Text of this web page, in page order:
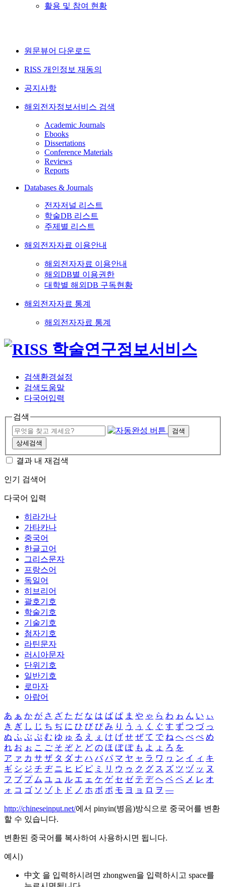
활용 및 참여 현황
원문뷰어 다운로드
RISS 개인정보 재동의
공지사항
해외전자정보서비스 검색
Academic Journals
Ebooks
Dissertations
Conference Materials
Reviews
Reports
Databases & Journals
전자저널 리스트
학술DB 리스트
주제별 리스트
해외전자자료 이용안내
해외전자자료 이용안내
해외DB별 이용권한
대학별 해외DB 구독현황
해외전자자료 통계
해외전자자료 통계
검색환경설정
검색도움말
다국어입력
검색
검색
상세검색
결과 내 재검색
인기 검색어
다국어 입력
히라가나
가타카나
중국어
한글고어
그리스문자
프랑스어
독일어
히브리어
괄호기호
학술기호
기술기호
첨자기호
라틴문자
러시아문자
단위기호
일반기호
로마자
아랍어
あ ぁ か が さ ざ た だ な は ば ぱ ま や ゃ ら わ ゎ ん い ぃ
き ぎ し じ ち ぢ に ひ び ぴ み り う ぅ く ぐ す ず つ づ っ
ぬ ふ ぶ ぷ む ゆ ゅ る え ぇ け げ せ ぜ て で ね へ べ ぺ め
れ お ぉ こ ご そ ぞ と ど の ほ ぼ ぽ も よ ょ ろ を
ア ァ カ サ ザ タ ダ ナ ハ バ パ マ ヤ ャ ラ ワ ヮ ン イ ィ キ
ギ シ ジ チ ヂ ニ ヒ ビ ピ ミ リ ウ ゥ ク グ ス ズ ツ ヅ ッ ヌ
フ ブ プ ム ユ ュ ル エ ェ ケ ゲ セ ゼ テ デ ヘ ベ ペ メ レ オ
ォ コ ゴ ソ ゾ ト ド ノ ホ ボ ポ モ ヨ ョ ロ ヲ ―
http://chineseinput.net/에서 pinyin(병음)방식으로 중국어를 변환
할 수 있습니다.
변환된 중국어를 복사하여 사용하시면 됩니다.
예시)
中文 을 입력하시려면 zhongwen을 입력하시고 space를